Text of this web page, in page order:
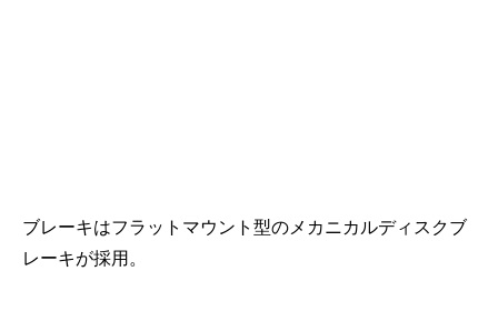
ブレーキはフラットマウント型のメカニカルディスクブ
レーキが採用。